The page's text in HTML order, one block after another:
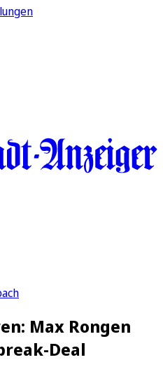
Max Rongen
Deal